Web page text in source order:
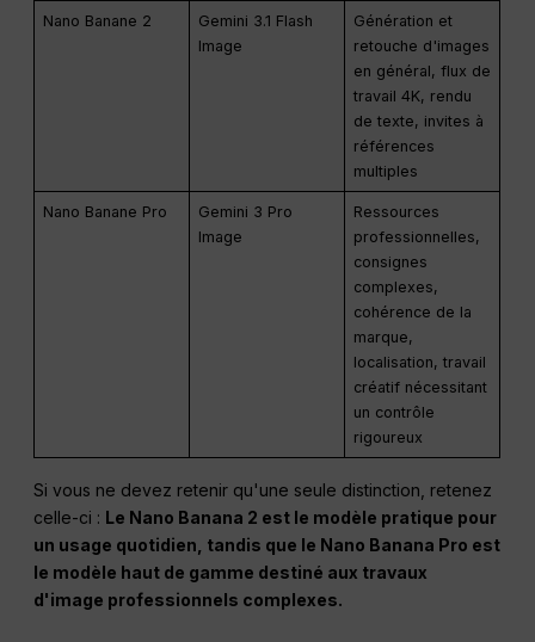
Nano Banane 2
Gemini 3.1 Flash
Image
Génération et
retouche d'images
en général, flux de
travail 4K, rendu
de texte, invites à
références
multiples
Nano Banane Pro
Gemini 3 Pro
Image
Ressources
professionnelles,
consignes
complexes,
cohérence de la
marque,
localisation, travail
créatif nécessitant
un contrôle
rigoureux
Si vous ne devez retenir qu'une seule distinction, retenez
celle-ci : Le Nano Banana 2 est le modèle pratique pour
un usage quotidien, tandis que le Nano Banana Pro est
le modèle haut de gamme destiné aux travaux
d'image professionnels complexes.